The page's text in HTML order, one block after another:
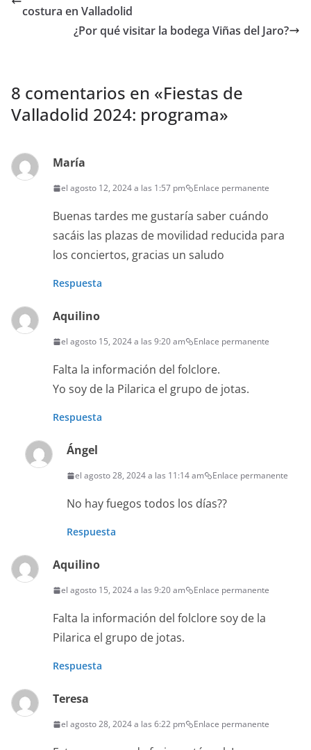
A b
o tir
costura en Valladolid
¿Por qué visitar la bodega Viñas del Jaro?
8 comentarios en «Fiestas de
Valladolid 2024: programa»
María
el agosto 12, 2024 a las 1:57 pm Enlace permanente
Buenas tardes me gustaría saber cuándo
sacáis las plazas de movilidad reducida para
los conciertos, gracias un saludo
Respuesta
Aquilino
el agosto 15, 2024 a las 9:20 am Enlace permanente
Falta la información del folclore.
Yo soy de la Pilarica el grupo de jotas.
Respuesta
Ángel
el agosto 28, 2024 a las 11:14 am Enlace permanente
No hay fuegos todos los días??
Respuesta
Aquilino
el agosto 15, 2024 a las 9:20 am Enlace permanente
Falta la información del folclore soy de la
Pilarica el grupo de jotas.
Respuesta
Teresa
el agosto 28, 2024 a las 6:22 pm Enlace permanente